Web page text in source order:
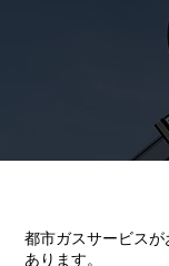
都市ガスサービス
あります。